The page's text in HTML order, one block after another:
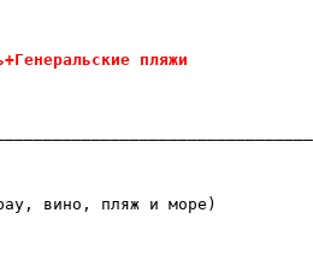
пляжи
вино, пляж и море)